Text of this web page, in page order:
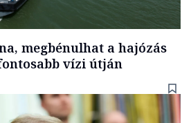
megbénulhat a hajózás
vízi útján